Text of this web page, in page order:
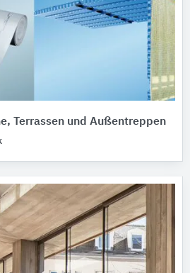
Terrassen und Außentreppen